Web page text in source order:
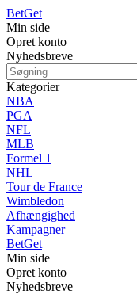
BetGet
Min side
Opret konto
Nyhedsbreve
Kategorier
NBA
PGA
NFL
MLB
Formel 1
NHL
Tour de France
Wimbledon
Afhængighed
Kampagner
BetGet
Min side
Opret konto
Nyhedsbreve